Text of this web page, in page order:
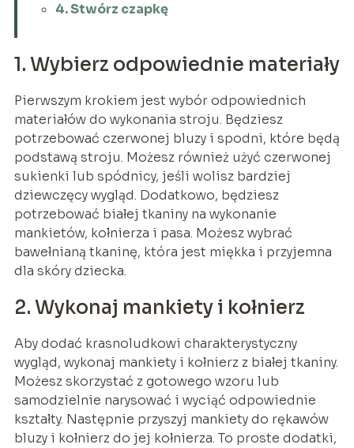
4. Stwórz czapkę
1. Wybierz odpowiednie materiały
Pierwszym krokiem jest wybór odpowiednich
materiałów do wykonania stroju. Będziesz
potrzebować czerwonej bluzy i spodni, które będą
podstawą stroju. Możesz również użyć czerwonej
sukienki lub spódnicy, jeśli wolisz bardziej
dziewczęcy wygląd. Dodatkowo, będziesz
potrzebować białej tkaniny na wykonanie
mankietów, kołnierza i pasa. Możesz wybrać
bawełnianą tkaninę, która jest miękka i przyjemna
dla skóry dziecka.
2. Wykonaj mankiety i kołnierz
Aby dodać krasnoludkowi charakterystyczny
wygląd, wykonaj mankiety i kołnierz z białej tkaniny.
Możesz skorzystać z gotowego wzoru lub
samodzielnie narysować i wyciąć odpowiednie
kształty. Następnie przyszyj mankiety do rękawów
bluzy i kołnierz do jej kołnierza. To proste dodatki,